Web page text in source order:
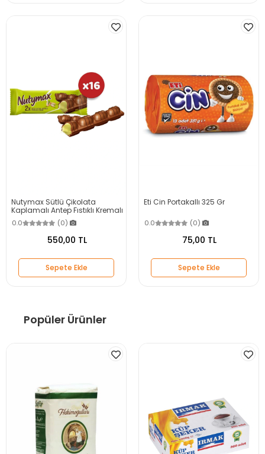
Nutymax Sütlü Çikolata
Kaplamalı Antep Fıstıklı Kremalı
Gofret 44 Gr X 16 Adet
0.0 (0)
550,00 TL
Sepete Ekle
Eti Cin Portakallı 325 Gr
0.0 (0)
75,00 TL
Sepete Ekle
Popüler Ürünler